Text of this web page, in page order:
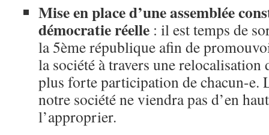
Mise en place d’une assemblée
démocratie réelle : il est temps de
la 5ème république afin de
la société à travers une relocalisation
plus forte participation de chacun-e.
notre société ne viendra pas d’en
l’approprier.